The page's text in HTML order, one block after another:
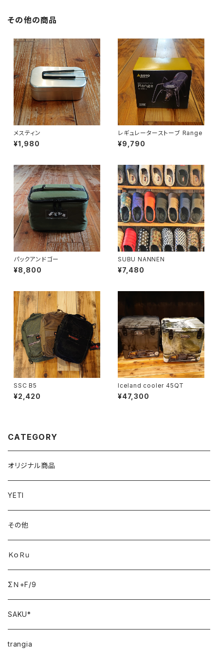
その他の商品
メスティン
¥1,980
レギュレーターストーブ Range
¥9,790
パックアンドゴー
¥8,800
SUBU NANNEN
¥7,480
SSC B5
¥2,420
Iceland cooler 45QT
¥47,300
CATEGORY
オリジナル商品
YETI
その他
ＫｏＲｕ
ΣＮ+F/9
SAKU*
trangia